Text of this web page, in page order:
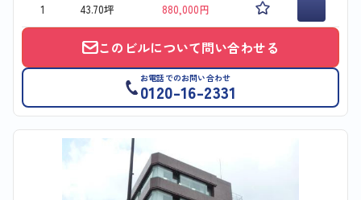
1
43.70坪 880,000円
このビルについて問い合わせる
お電話でのお問い合わせ
0120-16-2331